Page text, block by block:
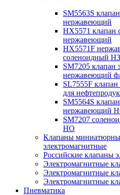
SM5563S
нержавеющий
HX5571 клапан
нержавеющий
HX5571F
соленоидный НЗ
SM7205 клапан
нержавеющий
SL7555F
для
SM5564S
нержавеющий
SM7207
НО
Клапаны
электромагнитные
Российские клапаны
Электромагнитные
Электромагнитные
Электромагнитные
Пневматика